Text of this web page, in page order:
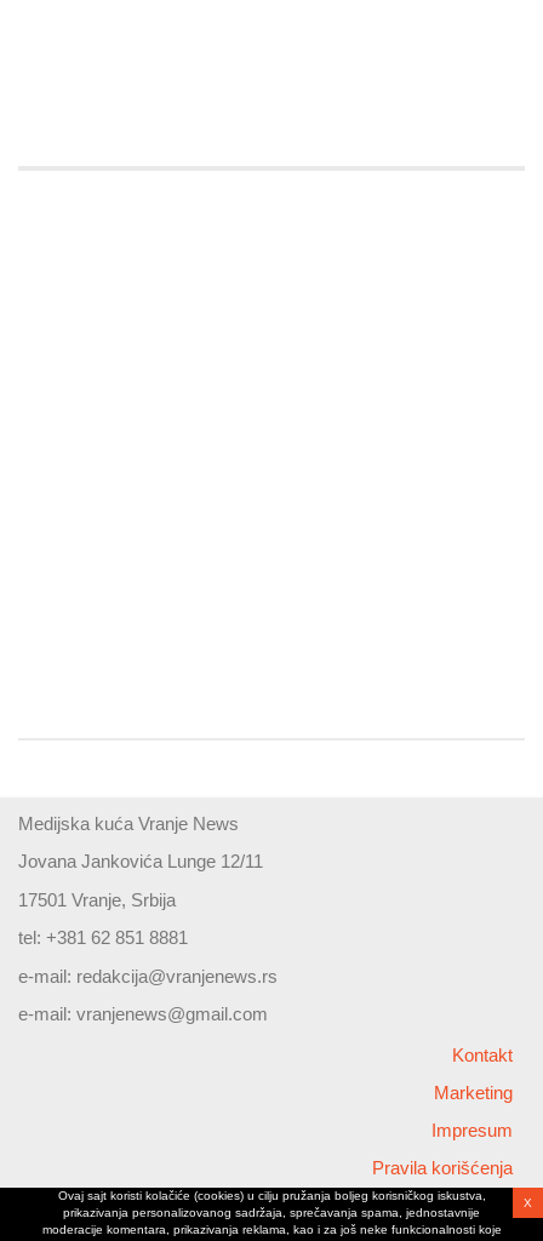
Medijska kuća Vranje News
Jovana Jankovića Lunge 12/11
17501 Vranje, Srbija
tel: +381 62 851 8881
e-mail: redakcija@vranjenews.rs
e-mail: vranjenews@gmail.com
Kontakt
Marketing
Impresum
Pravila korišćenja
O nama
Ovaj sajt koristi kolačiće (cookies) u cilju pružanja boljeg korisničkog iskustva,
prikazivanja personalizovanog sadržaja, sprečavanja spama, jednostavnije
moderacije komentara, prikazivanja reklama, kao i za još neke funkcionalnosti koje
X